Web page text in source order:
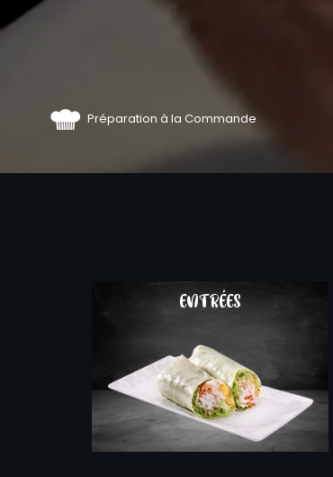
Préparation à la Commande
ENTRÉES